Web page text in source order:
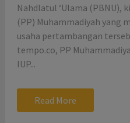
Nahdlatul ‘Ulama (PBNU),
(PP) Muhammadiyah yang
usaha pertambangan
tempo.co, PP
IUP...
Read More